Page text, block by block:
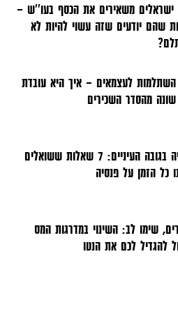
ישראלים משאירים את הכסף בעו''ש –
שהם יודעים שזה עשוי להיות לא
השתלמות לעצמאים - איך היא עובדת
מהסדר השכירים
פנסיה בגובה העיניים: 7 שאלות ששואלים
כל הזמן על פנסיה
שימו לב: השינוי במדרגות המס
להגדיל לכם את הנטו